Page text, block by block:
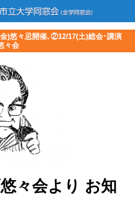
)悠々忌開催､②12/17(土)総会･講演
々会
々会より お知